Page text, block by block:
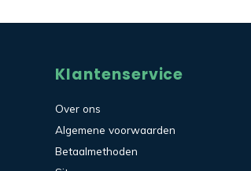
Klantenservice
Over ons
Algemene voorwaarden
Betaalmethoden